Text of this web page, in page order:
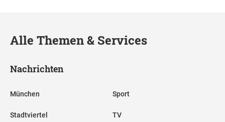
Alle Themen & Services
Nachrichten
München
Stadtviertel
Sport
TV